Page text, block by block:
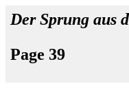
Der Sprung aus
Page 39